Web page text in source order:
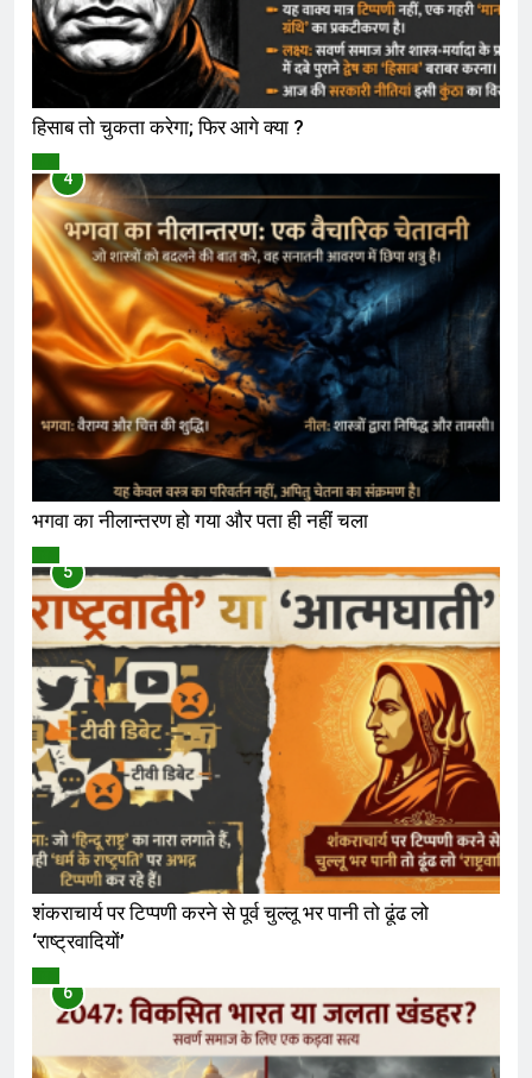
हिसाब तो चुकता करेगा; फिर आगे क्या ?
4
भगवा का नीलान्तरण हो गया और पता ही नहीं चला
5
शंकराचार्य पर टिप्पणी करने से पूर्व चुल्लू भर पानी तो ढूंढ लो
‘राष्ट्रवादियों’
6